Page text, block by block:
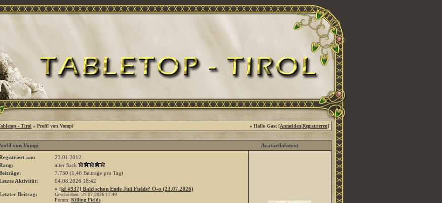
- Tirol » Profil von Vompi » Hallo Gast [Anmelden|Registrieren]
von Vompi
Avatar/Infotext
am:
23.01.2012
alter Sack
7.730 (1,46 Beiträge pro Tag)
Aktivität:
04.08.2026 18:42
Beitrag:
» [kf #937] Bald schon Ende Juli Fields? O-o (23.07.2026)
Geschrieben: 21.07.2026 17:49
Forum: Killing Fields